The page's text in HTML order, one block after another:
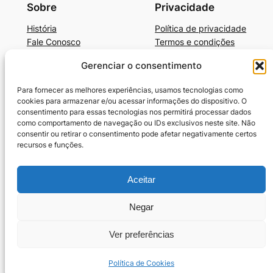
Gerenciar o consentimento
Para fornecer as melhores experiências, usamos tecnologias como
cookies para armazenar e/ou acessar informações do dispositivo. O
consentimento para essas tecnologias nos permitirá processar dados
como comportamento de navegação ou IDs exclusivos neste site. Não
consentir ou retirar o consentimento pode afetar negativamente certos
recursos e funções.
Aceitar
Negar
Ver preferências
Política de Cookies
Sobre
História
Fale Conosco
Privacidade
Política de privacidade
Termos e condições
Beleza, Autocuidado e Mais
BelezaAutocuidadoE+Dicas de Produtos
Cronograma Capilar
SkinCare Prático e Barato
Guia-Unhas Americanas
Guia-Unhas Decoradas em Gel
Benefícios da Vaselina
10 Melhores Cremes para Cabelos Cacheados
Política de Cookies (BR)
WordPress